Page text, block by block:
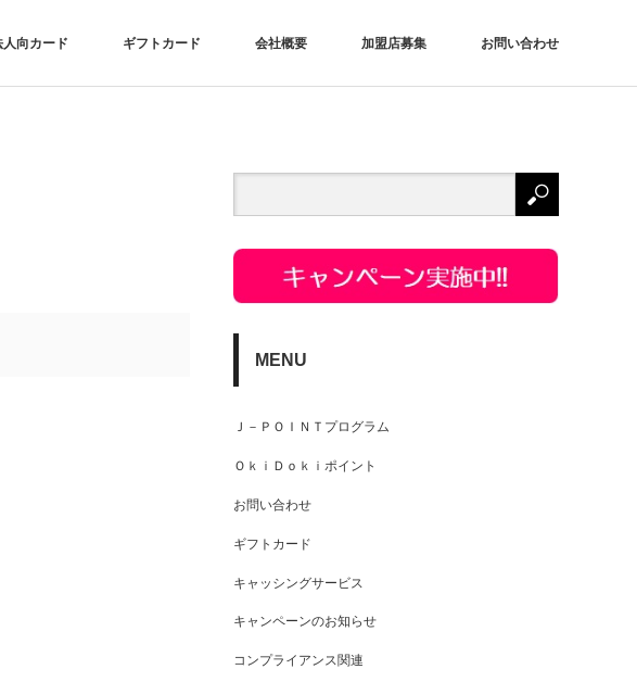
人向カード ギフトカード 会社概要 加盟店募集 お問い合わせ
MENU
Ｊ－ＰＯＩＮＴプログラム
ＯｋｉＤｏｋｉポイント
お問い合わせ
ギフトカード
キャッシングサービス
キャンペーンのお知らせ
コンプライアンス関連